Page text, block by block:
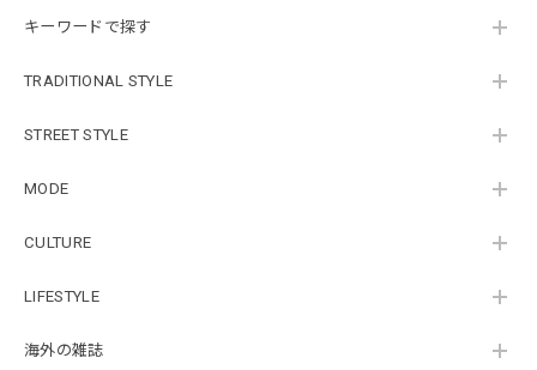
キーワードで探す
TRADITIONAL STYLE
STREET STYLE
MODE
CULTURE
LIFESTYLE
海外の雑誌